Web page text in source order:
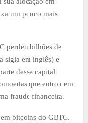
sua alocação em
um pouco mais
perdeu bilhões de
sigla em inglês) e
desse capital
que entrou em
fraude financeira.
bitcoins do GBTC.